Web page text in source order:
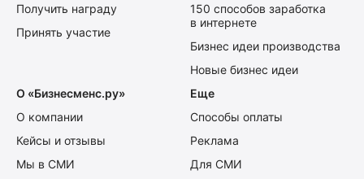
Получить награду
Принять участие
150 способов заработка
в интернете
Бизнес идеи производства
Новые бизнес идеи
О «Бизнесменс.ру»
О компании
Кейсы и отзывы
Мы в СМИ
Еще
Способы оплаты
Реклама
Для СМИ